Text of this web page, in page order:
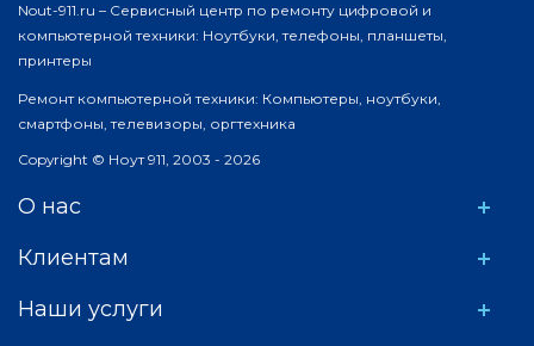
Nout-911.ru – Сервисный центр по ремонту цифровой и
компьютерной техники: Ноутбуки, телефоны, планшеты,
принтеры
Ремонт компьютерной техники: Компьютеры, ноутбуки,
смартфоны, телевизоры, оргтехника
Copyright © Ноут 911, 2003 - 2026
О нас
Клиентам
Наши услуги